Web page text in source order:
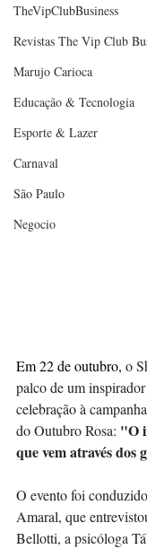
TheVipClubBusiness
Revistas The Vip Club
Marujo Carioca
Educação & Tecnologia
Esporte & Lazer
Carnaval
São Paulo
Negocio
Em 22 de outubro, o
palco de um
celebração à
do Outubro Rosa: "O
que vem através dos
O evento foi
Amaral, que
Bellotti, a psicóloga